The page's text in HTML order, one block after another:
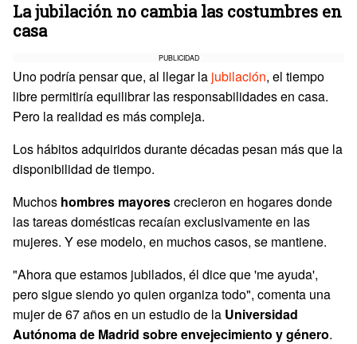
La jubilación no cambia las costumbres en
casa
PUBLICIDAD
Uno podría pensar que, al llegar la jubilación, el tiempo
libre permitiría equilibrar las responsabilidades en casa.
Pero la realidad es más compleja.
Los hábitos adquiridos durante décadas pesan más que la
disponibilidad de tiempo.
Muchos hombres mayorescrecieron en hogares donde
las tareas domésticas recaían exclusivamente en las
mujeres. Y ese modelo, en muchos casos, se mantiene.
"Ahora que estamos jubilados, él dice que 'me ayuda',
pero sigue siendo yo quien organiza todo", comenta una
mujer de 67 años en un estudio de la Universidad
Autónoma de Madrid sobre envejecimiento y género.